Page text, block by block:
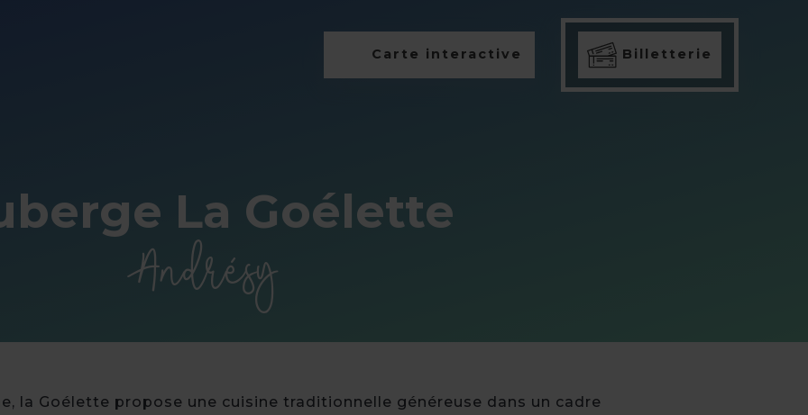
Carte interactive Billetterie
La Goélette
Andrésy
la Goélette propose une cuisine traditionnelle généreuse dans un cadre